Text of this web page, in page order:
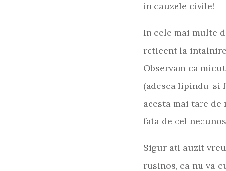
in cauzele civile!
In cele mai multe
reticent la
Observam ca
(adesea lipindu-si
acesta mai tare de
fata de cel
Sigur ati auzit
rusinos, ca nu va